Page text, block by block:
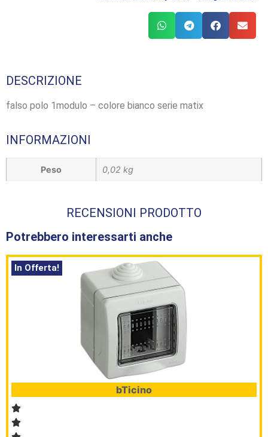
DESCRIZIONE
falso polo 1modulo – colore bianco serie matix
INFORMAZIONI
Peso 0,02 kg
RECENSIONI PRODOTTO
Potrebbero interessarti anche
In Offerta!
bTicino